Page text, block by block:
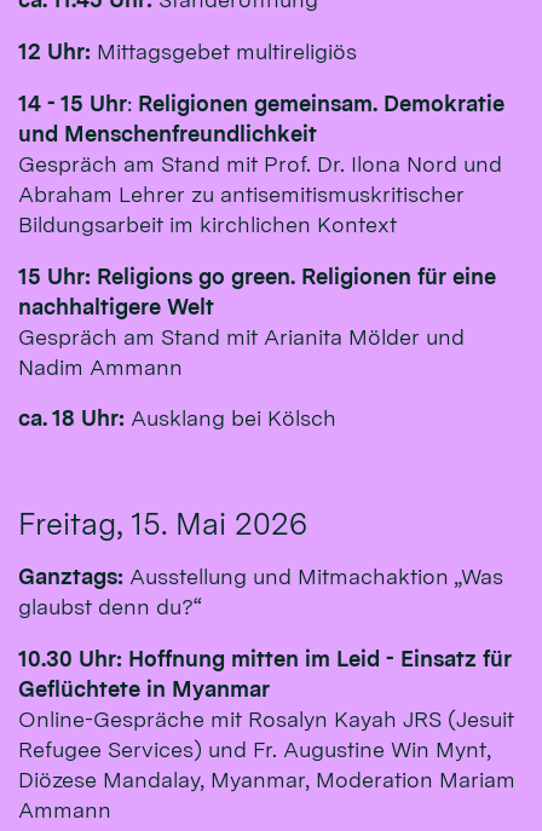
12 Uhr: Mittagsgebet multireligiös
14 - 15 Uhr: Religionen gemeinsam. Demokratie
und Menschenfreundlichkeit
Gespräch am Stand mit Prof. Dr. Ilona Nord und
Abraham Lehrer zu antisemitismuskritischer
Bildungsarbeit im kirchlichen Kontext
15 Uhr: Religions go green. Religionen für eine
nachhaltigere Welt
Gespräch am Stand mit Arianita Mölder und
Nadim Ammann
ca. 18 Uhr: Ausklang bei Kölsch
Freitag, 15. Mai 2026
Ganztags: Ausstellung und Mitmachaktion „Was
glaubst denn du?“
10.30 Uhr: Hoffnung mitten im Leid - Einsatz für
Geflüchtete in Myanmar
Online-Gespräche mit Rosalyn Kayah JRS (Jesuit
Refugee Services) und Fr. Augustine Win Mynt,
Diözese Mandalay, Myanmar, Moderation Mariam
Ammann